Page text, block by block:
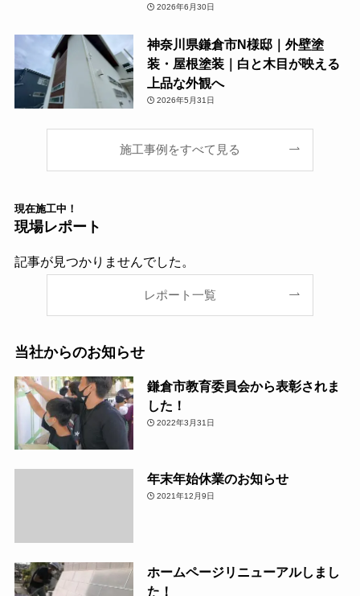
2026年6月30日
神奈川県鎌倉市N様邸｜外壁塗
装・屋根塗装｜白と木目が映える
上品な外観へ
2026年5月31日
施工事例をすべて見る
現在施工中！
現場レポート
記事が見つかりませんでした。
レポート一覧
当社からのお知らせ
鎌倉市教育委員会から表彰されま
した！
2022年3月31日
年末年始休業のお知らせ
2021年12月9日
ホームページリニューアルしまし
た！